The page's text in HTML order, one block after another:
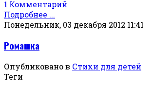
1 Комментарий
Подробнее ...
Понедельник, 03 декабря 2012 11:41
Ромашка
Опубликовано в Стихи для детей
Теги